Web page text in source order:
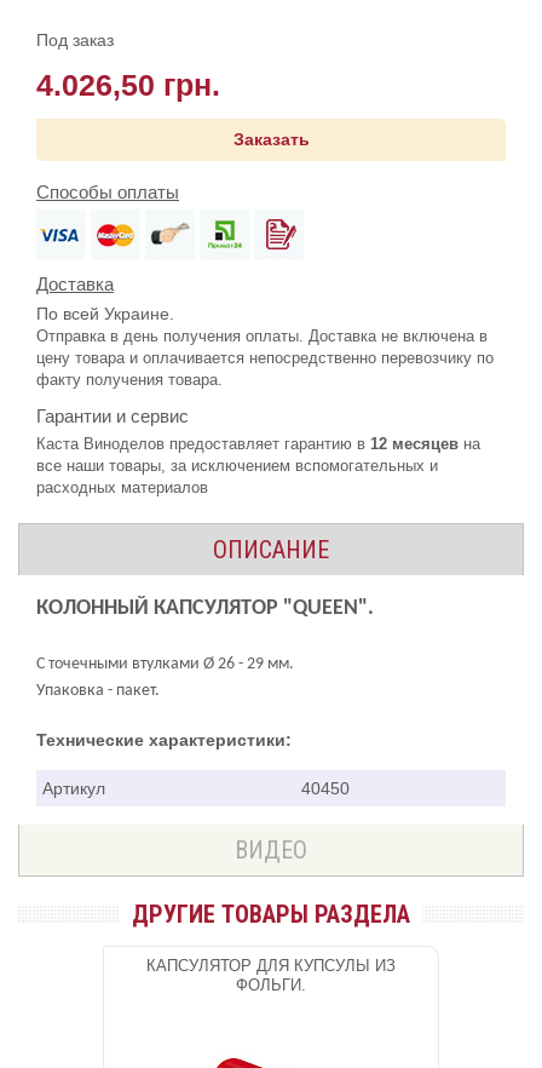
Под заказ
4.026,50 грн.
Заказать
Способы оплаты
Доставка
По всей Украине.
Отправка в день получения оплаты. Доставка не включена в
цену товара и оплачивается непосредственно перевозчику по
факту получения товара.
Гарантии и сервис
Каста Виноделов предоставляет гарантию в 12 месяцев на
все наши товары, за исключением вспомогательных и
расходных материалов
ОПИСАНИЕ
КОЛОННЫЙ КАПСУЛЯТОР "QUEEN".
С точечными втулками Ø 26 - 29 мм.
Упаковка - пакет.
Технические характеристики:
Артикул 40450
ВИДЕО
ДРУГИЕ ТОВАРЫ РАЗДЕЛА
КАПСУЛЯТОР ДЛЯ КУПСУЛЫ ИЗ
ФОЛЬГИ.